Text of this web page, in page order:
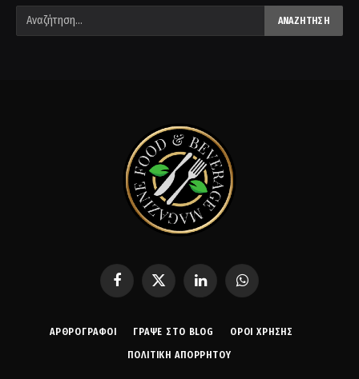
FacebookX
LinkedIn WhatsApp
ΑΡΘΡΟΓΡΑΦΟΙ ΓΡΆΨΕ ΣΤΟ BLOG ΌΡΟΙ ΧΡΉΣΗΣ
ΠΟΛΙΤΙΚΉ ΑΠΟΡΡΉΤΟΥ